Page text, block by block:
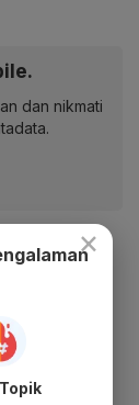
dan nikmati
×